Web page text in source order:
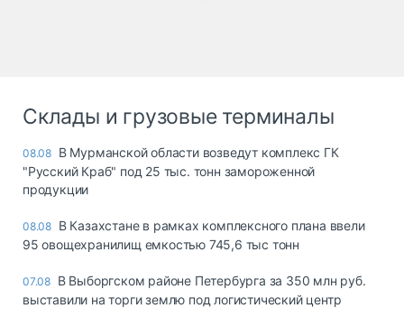
Склады и грузовые терминалы
08.08 В Мурманской области возведут комплекс ГК
"Русский Краб" под 25 тыс. тонн замороженной
продукции
08.08 В Казахстане в рамках комплексного плана ввели
95 овощехранилищ емкостью 745,6 тыс тонн
07.08 В Выборгском районе Петербурга за 350 млн руб.
выставили на торги землю под логистический центр